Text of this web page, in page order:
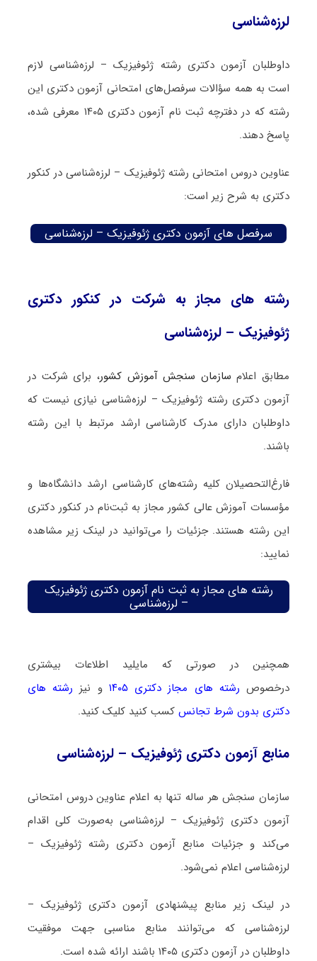
لرزه‌شناسی
داوطلبان آزمون دکتری رشته ژئوفیزیک – لرزه‌شناسی لازم
است به همه سؤالات سرفصل‌های امتحانی آزمون دکتری این
رشته که در دفترچه‌ ثبت نام آزمون دکتری ۱۴۰۵ معرفی شده،
پاسخ دهند.
عناوین دروس امتحانی رشته ژئوفیزیک – لرزه‌شناسی در کنکور
دکتری به شرح زیر است:
سرفصل های آزمون دکتری ژئوفیزیک – لرزه‌شناسی
رشته های مجاز به شرکت در کنکور دکتری
ژئوفیزیک – لرزه‌شناسی
مطابق اعلام سازمان سنجش آموزش کشور، برای شرکت در
آزمون دکتری رشته ژئوفیزیک – لرزه‌شناسی نیازی نیست که
داوطلبان دارای مدرک کارشناسی ارشد مرتبط با این رشته
باشند.
فارغ‌‌التحصیلان کلیه رشته‌های کارشناسی ارشد دانشگاه‌ها و
مؤسسات آموزش عالی کشور مجاز به ثبت‌نام در کنکور دکتری
این رشته هستند. جزئیات را می‌توانید در لینک زیر مشاهده
نمایید:
رشته های مجاز به ثبت نام آزمون دکتری ژئوفیزیک
– لرزه‌شناسی
همچنین در صورتی که مایلید اطلاعات بیشتری
درخصوص رشته های مجاز دکتری ۱۴۰۵ و نیز رشته های
دکتری بدون شرط تجانسکسب کنید کلیک کنید.
منابع آزمون دکتری ژئوفیزیک – لرزه‌شناسی
سازمان سنجش هر ساله تنها به اعلام عناوین دروس امتحانی
آزمون دکتری ژئوفیزیک – لرزه‌شناسی به‌صورت کلی اقدام
می‌کند و جزئیات منابع آزمون دکتری رشته ژئوفیزیک –
لرزه‌شناسی اعلام نمی‌شود.
در لینک زیر منابع پیشنهادی آزمون دکتری ژئوفیزیک –
لرزه‌شناسی که می‌توانند منابع مناسبی جهت موفقیت
داوطلبان در آزمون دکتری ۱۴۰۵ باشند ارائه شده است.